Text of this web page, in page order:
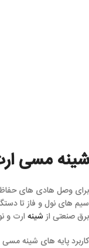
شینه مسی
برای وصل هادی های
برق صنعتی ازشینه ارت و
کاربرد پایه های شینه